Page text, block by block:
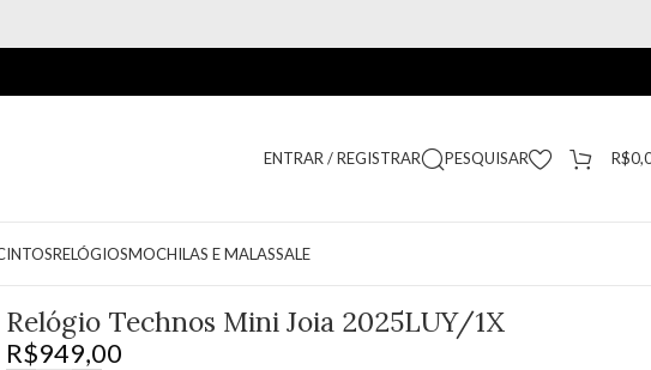
ENTRAR / REGISTRAR PESQUISAR R$
RELÓGIOSMOCHILAS E MALASSALE
Relógio Technos Mini Joia 2025LUY/1X
R$949,00